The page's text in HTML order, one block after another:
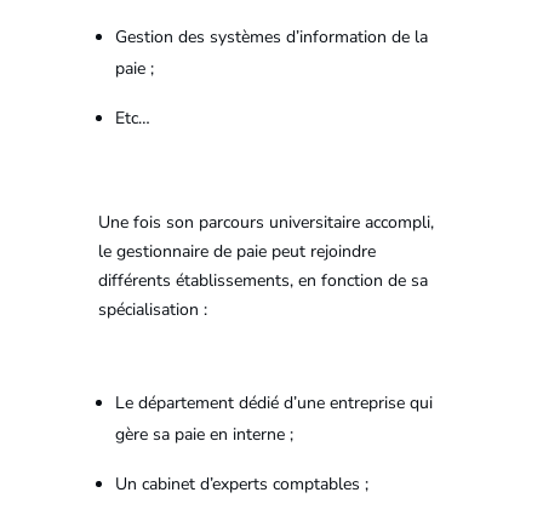
Gestion des systèmes d’information de la
paie ;
Etc…
Une fois son parcours universitaire accompli,
le gestionnaire de paie peut rejoindre
différents établissements, en fonction de sa
spécialisation :
Le département dédié d’une entreprise qui
gère sa paie en interne ;
Un cabinet d’experts comptables ;